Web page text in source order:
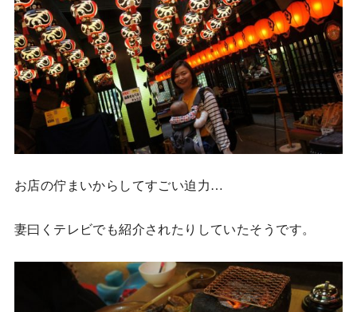
お店の佇まいからしてすごい迫力…
妻曰くテレビでも紹介されたりしていたそうです。